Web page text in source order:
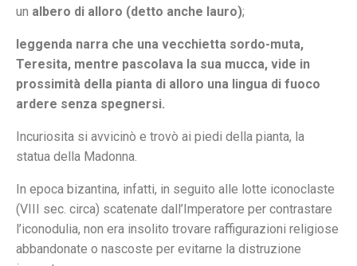
un albero di alloro (detto anche lauro);
leggenda narra che una vecchietta sordo-muta,
Teresita, mentre pascolava la sua mucca, vide in
prossimità della pianta di alloro una lingua di fuoco
ardere senza spegnersi.
Incuriosita si avvicinò e trovò ai piedi della pianta, la
statua della Madonna.
In epoca bizantina, infatti, in seguito alle lotte iconoclaste
(VIII sec. circa) scatenate dall’Imperatore per contrastare
l’iconodulia, non era insolito trovare raffigurazioni religiose
abbandonate o nascoste per evitarne la distruzione